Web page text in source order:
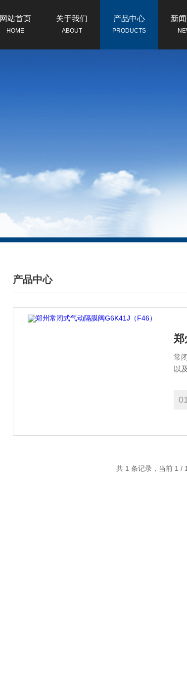
网站首页
HOME
关于我们
ABOUT
产品中心
PRODUCTS
新
产品中心
/ PRODUCTS CENTER
郑
常
以
共 1 条记录，当前 1